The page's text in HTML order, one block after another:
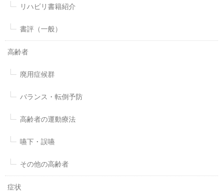
リハビリ書籍紹介
書評（一般）
高齢者
廃用症候群
バランス・転倒予防
高齢者の運動療法
嚥下・誤嚥
その他の高齢者
症状